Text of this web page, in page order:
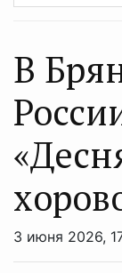
В
3 июня 2026,